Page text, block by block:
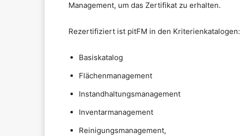
Management, um das Zertifikat zu erhalten.
Rezertifiziert ist pitFM in den Kriterienkatalogen:
Basiskatalog
Flächenmanagement
Instandhaltungsmanagement
Inventarmanagement
Reinigungsmanagement,